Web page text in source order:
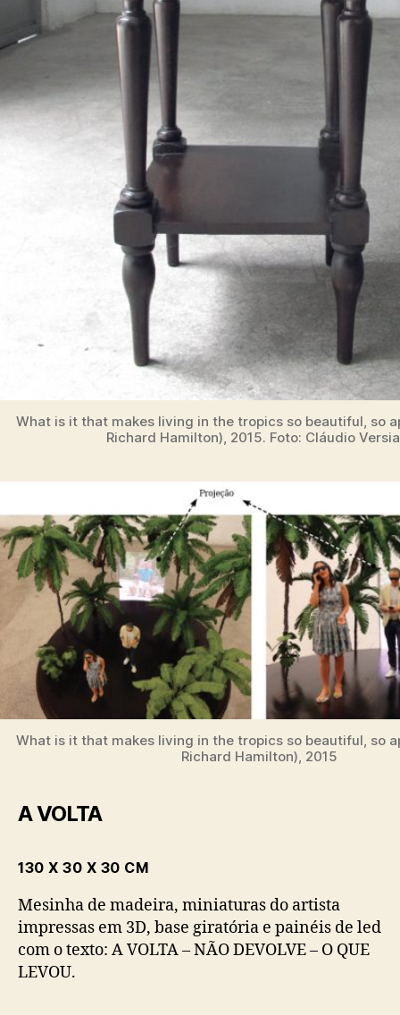
What is it that makes living in the tropics so beautiful, so
Richard Hamilton), 2015. Foto: Cláudio
What is it that makes living in the tropics so beautiful, so
Richard Hamilton), 2015
A VOLTA
130 X 30 X 30 CM
Mesinha de madeira, miniaturas do artista
impressas em 3D, base giratória e painéis de led
com o texto: A VOLTA – NÃO DEVOLVE – O QUE
LEVOU.